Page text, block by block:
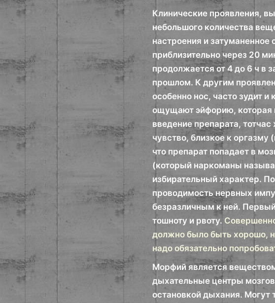
Клинические проявления,
небольшого количества
настроения и
приблизительно через 20
продолжается от 4 до 6 ч в
прошлом. К другим
особенно нос, часто зудит
ощущают эйфорию, которая
введение препарата,
чувство, близкое к оргазму
что препарат попадает в
(который наркоманы
избирательный характер.
проводимость нервных
безразличным к ней.
тошноту и рвоту.
должно было быть хорошо,
надо обязательно
Морфий является
дыхательные центры
остановкой дыхания. Могут